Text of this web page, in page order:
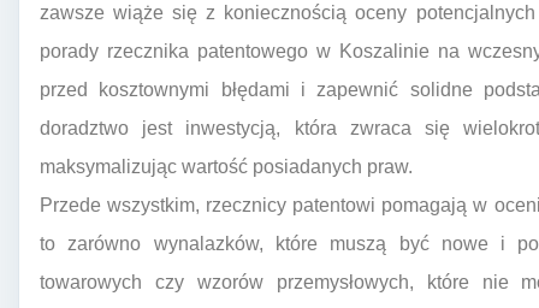
zawsze wiąże się z koniecznością oceny
porady rzecznika patentowego w Koszalinie na
przed kosztownymi błędami i zapewnić solidne
doradztwo jest inwestycją, która zwraca się
maksymalizując wartość posiadanych praw.
Przede wszystkim, rzecznicy patentowi pomagają w
to zarówno wynalazków, które muszą być nowe i
towarowych czy wzorów przemysłowych, które nie